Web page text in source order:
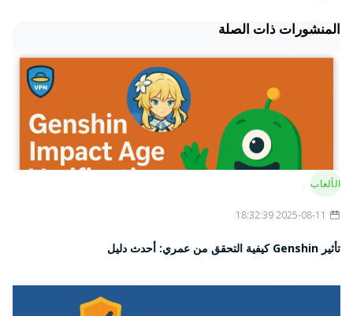
المنشورات ذات الصلة
الألعاب
2025-08-11 18:32:39
تأثير Genshin كيفية التحقق من عمري: أحدث دليل